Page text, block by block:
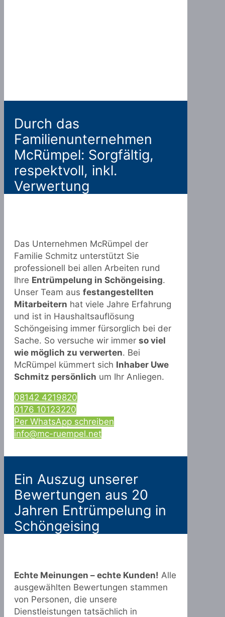
Durch das
Familienunternehmen
McRümpel: Sorgfältig,
respektvoll, inkl.
Verwertung
Das Unternehmen McRümpel der
Familie Schmitz unterstützt Sie
professionell bei allen Arbeiten rund
Ihre Entrümpelung in Schöngeising.
Unser Team aus festangestellten
Mitarbeitern hat viele Jahre Erfahrung
und ist in Haushaltsauflösung
Schöngeising immer fürsorglich bei der
Sache. So versuche wir immer so viel
wie möglich zu verwerten. Bei
McRümpel kümmert sich Inhaber Uwe
Schmitz persönlich um Ihr Anliegen.
08142 4219820
0176 10123220
Per WhatsApp schreiben
info@mc-ruempel.net
Ein Auszug unserer
Bewertungen aus 20
Jahren Entrümpelung in
Schöngeising
Echte Meinungen – echte Kunden! Alle
ausgewählten Bewertungen stammen
von Personen, die unsere
Dienstleistungen tatsächlich in